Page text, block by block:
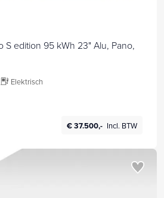
S edition 95 kWh 23" Alu, Pano,
Elektrisch
€ 37.500,- Incl. BTW